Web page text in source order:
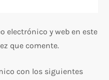
electrónico y web en este
que comente.
con los siguientes